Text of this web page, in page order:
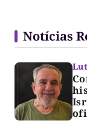
Notícias